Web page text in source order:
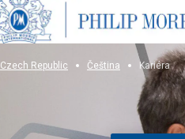
Czech Republic Čeština Kariéra